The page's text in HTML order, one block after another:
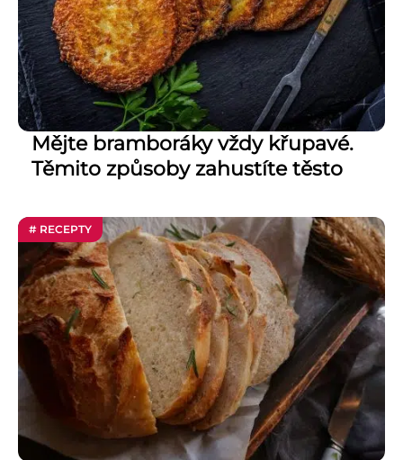
Mějte bramboráky vždy křupavé.
Těmito způsoby zahustíte těsto
# RECEPTY